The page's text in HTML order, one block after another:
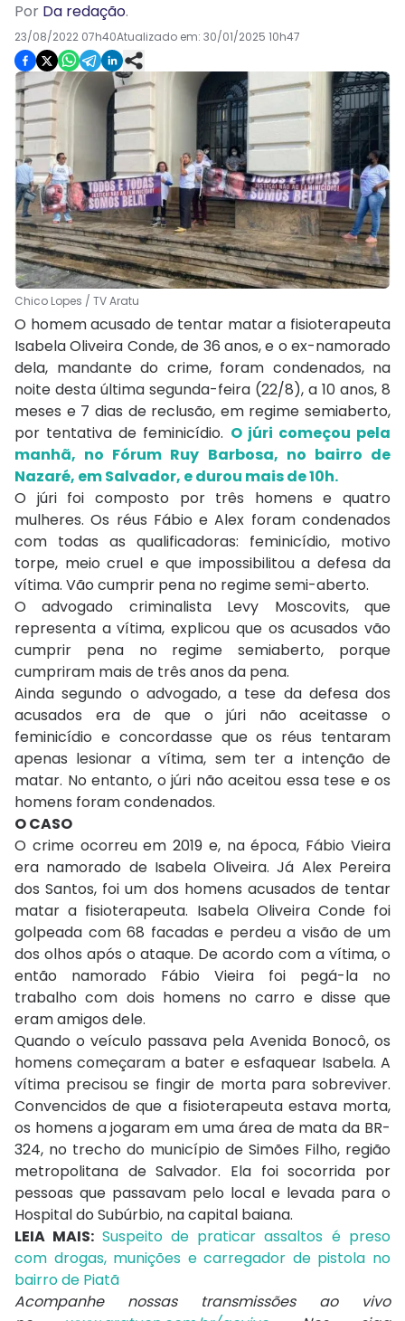
Por Da redação.
23/08/2022 07h40Atualizado em: 30/01/2025 10h47
Chico Lopes / TV Aratu
O homem acusado de tentar matar a fisioterapeuta
Isabela Oliveira Conde, de 36 anos, e o ex-namorado
dela, mandante do crime, foram condenados, na
noite desta última segunda-feira (22/8), a 10 anos, 8
meses e 7 dias de reclusão, em regime semiaberto,
por tentativa de feminicídio. O júri começou pela
manhã, no Fórum Ruy Barbosa, no bairro de
Nazaré, em Salvador, e durou mais de 10h.
O júri foi composto por três homens e quatro
mulheres. Os réus Fábio e Alex foram condenados
com todas as qualificadoras: feminicídio, motivo
torpe, meio cruel e que impossibilitou a defesa da
vítima. Vão cumprir pena no regime semi-aberto.
O advogado criminalista Levy Moscovits, que
representa a vítima, explicou que os acusados vão
cumprir pena no regime semiaberto, porque
cumpriram mais de três anos da pena.
Ainda segundo o advogado, a tese da defesa dos
acusados era de que o júri não aceitasse o
feminicídio e concordasse que os réus tentaram
apenas lesionar a vítima, sem ter a intenção de
matar. No entanto, o júri não aceitou essa tese e os
homens foram condenados.
O CASO
O crime ocorreu em 2019 e, na época, Fábio Vieira
era namorado de Isabela Oliveira. Já Alex Pereira
dos Santos, foi um dos homens acusados de tentar
matar a fisioterapeuta. Isabela Oliveira Conde foi
golpeada com 68 facadas e perdeu a visão de um
dos olhos após o ataque. De acordo com a vítima, o
então namorado Fábio Vieira foi pegá-la no
trabalho com dois homens no carro e disse que
eram amigos dele.
Quando o veículo passava pela Avenida Bonocô, os
homens começaram a bater e esfaquear Isabela. A
vítima precisou se fingir de morta para sobreviver.
Convencidos de que a fisioterapeuta estava morta,
os homens a jogaram em uma área de mata da BR-
324, no trecho do município de Simões Filho, região
metropolitana de Salvador. Ela foi socorrida por
pessoas que passavam pelo local e levada para o
Hospital do Subúrbio, na capital baiana.
LEIA MAIS: Suspeito de praticar assaltos é preso
com drogas, munições e carregador de pistola no
bairro de Piatã
Acompanhe nossas transmissões ao vivo